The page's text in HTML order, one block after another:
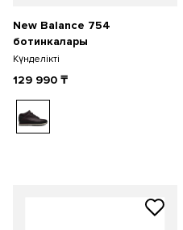
New Balance 754
ботинкалары
Күнделікті
129 990 ₸